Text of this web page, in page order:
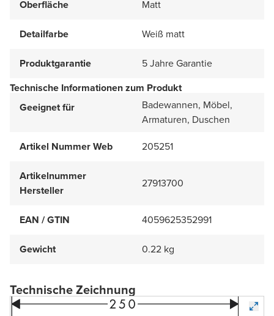
Oberfläche Matt
Detailfarbe Weiß matt
Produktgarantie
5 Jahre Garantie
Technische Informationen zum Produkt
Geeignet für
Badewannen, Möbel,
Armaturen, Duschen
Artikel Nummer Web
205251
Artikelnummer
Hersteller
27913700
EAN / GTIN 4059625352991
Gewicht 0.22 kg
Technische Zeichnung